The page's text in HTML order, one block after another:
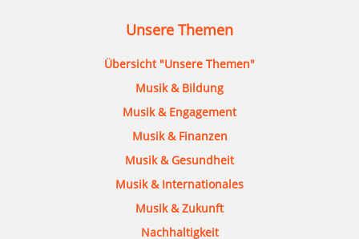
Unsere Themen
Übersicht "Unsere Themen"
Musik & Bildung
Musik & Engagement
Musik & Finanzen
Musik & Gesundheit
Musik & Internationales
Musik & Zukunft
Nachhaltigkeit